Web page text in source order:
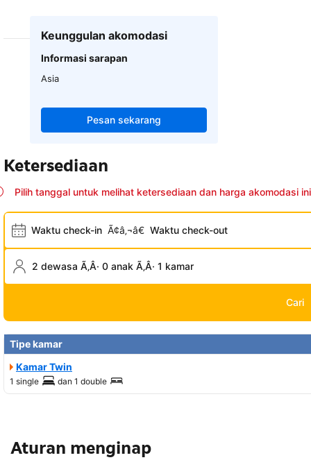
Keunggulan akomodasi
Informasi sarapan
Asia
Pesan sekarang
Ketersediaan
Pilih tanggal untuk melihat ketersediaan dan harga akomodasi ini
Waktu check-in Ã¢â‚¬â€ Waktu check-out
2 dewasa Ã‚Â· 0 anak Ã‚Â· 1 kamar
Cari
Tipe kamar
Kamar Twin
1 single dan 1 double
Aturan menginap